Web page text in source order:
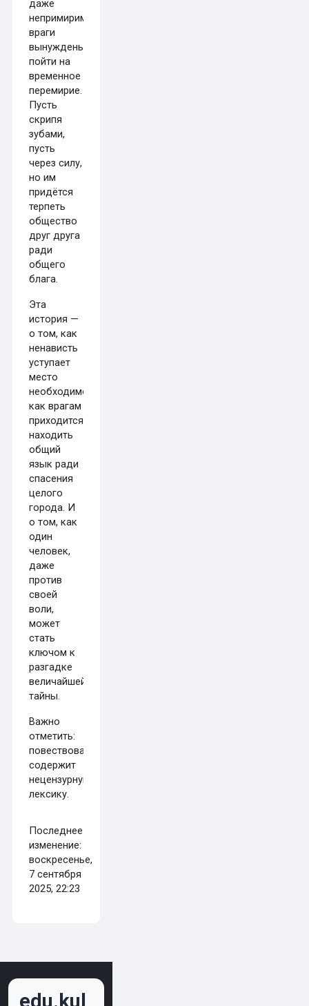
даже
непримиримые
враги
вынуждены
пойти на
временное
перемирие.
Пусть
скрипя
зубами,
пусть
через силу,
но им
придётся
терпеть
общество
друг друга
ради
общего
блага.
Эта
история —
о том, как
ненависть
уступает
место
необходимости,
как врагам
приходится
находить
общий
язык ради
спасения
целого
города. И
о том, как
один
человек,
даже
против
своей
воли,
может
стать
ключом к
разгадке
величайшей
тайны.
Важно
отметить:
повествование
содержит
нецензурную
лексику.
Последнее
изменение:
воскресенье,
7 сентября
2025, 22:23
edu.kul